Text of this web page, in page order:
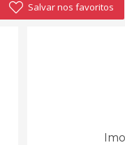
Salvar nos favoritos